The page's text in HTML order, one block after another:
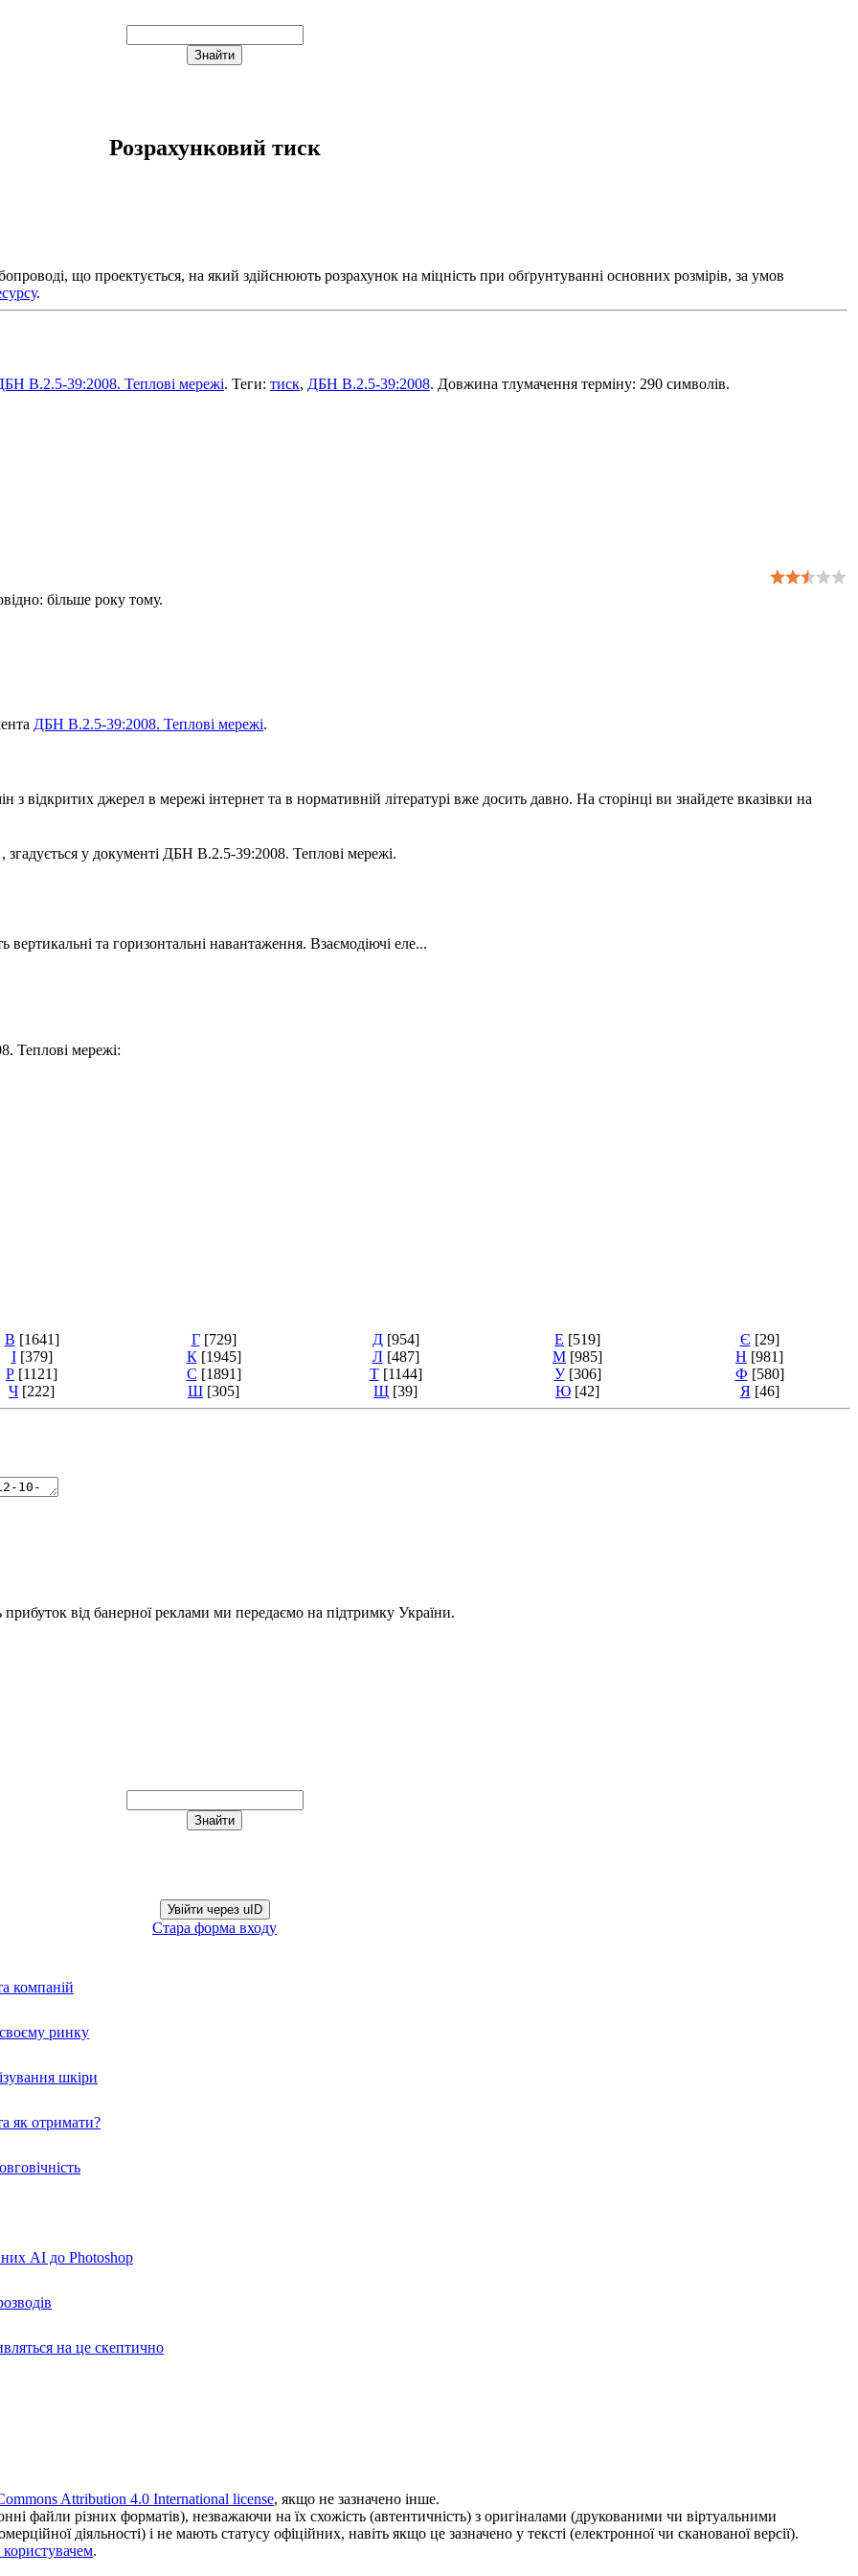
Розрахунковий тиск
що проектується, на який здійснюють розрахунок на міцність при обґрунтуванні основних розмірів, за умов
.
В.2.5-39:2008. Теплові мережі. Теги: тиск, ДБН В.2.5-39:2008. Довжина тлумачення терміну: 290 символів.
більше року тому.
ДБН В.2.5-39:2008. Теплові мережі.
відкритих джерел в мережі інтернет та в нормативній літературі вже досить давно. На сторінці ви знайдете вказівки на
, згадується у документі ДБН В.2.5-39:2008. Теплові мережі.
та горизонтальні навантаження. Взаємодіючі еле...
Теплові мережі:
В [1641] Г [729] Д [954] Е [519] Є [29]
І [379] К [1945] Л [487] М [985] Н [981]
Р [1121] С [1891] Т [1144] У [306] Ф [580]
Ч [222] Ш [305] Щ [39] Ю [42] Я [46]
прибуток від банерної реклами ми передаємо на підтримку України.
Увійти через uID
Стара форма входу
компаній
своєму ринку
шкіри
як отримати?
AI до Photoshop
на це скептично
Attribution 4.0 International license, якщо не зазначено інше.
файли різних форматів), незважаючи на їх схожість (автентичність) з оригіналами (друкованими чи віртуальними
діяльності) і не мають статусу офіційних, навіть якщо це зазначено у тексті (електронної чи сканованої версії).
користувачем.